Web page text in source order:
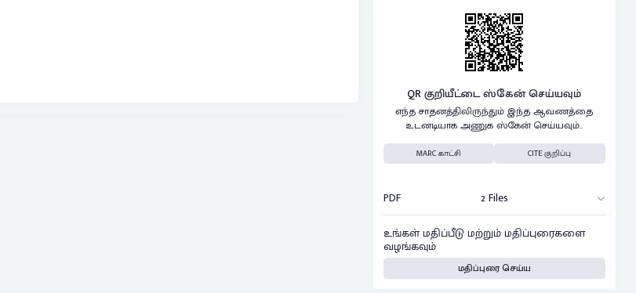
QR குறியீட்டை ஸ்கேன் செய்யவும்
எந்த சாதனத்திலிருந்தும் இந்த ஆவணத்தை
உடனடியாக அணுக ஸ்கேன் செய்யவும்..
MARC காட்சி CITE குறிப்பு
PDF 2 Files
உங்கள் மதிப்பீடு மற்றும் மதிப்புரைகளை
வழங்கவும்
மதிப்புரை செய்ய